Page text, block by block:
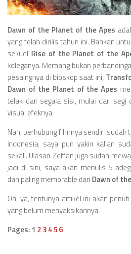
Television
Games
Dawn of the Planet of the Apes
yang telah dirilis tahun ini. Bahkan
sekuel Rise of the Planet of the
koleganya. Memang bukan
pesaingnya di bioskop saat ini,
Dawn of the Planet of the Apes
telak dari segala sisi, mulai dari segi
visual efeknya.
Nah, berhubung filmnya sendiri sudah
Indonesia, saya pun yakin kalian
sekali. Ulasan Zeffan juga sudah
jadi di sini, saya akan menulis 5
dan paling memorable dari Dawn of
Oh, ya, tentunya artikel ini akan
yang belum menyaksikannya.
Pages: 1 2 3456